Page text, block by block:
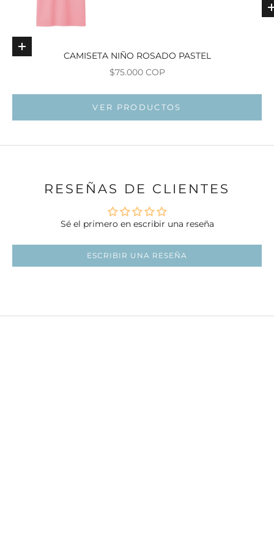
Elige opciones
CAMISETA NIÑO ROSADO PASTEL
Precio de oferta
$75.000 COP
VER PRODUCTOS
RESEÑAS DE CLIENTES
Sé el primero en escribir una reseña
ESCRIBIR UNA RESEÑA